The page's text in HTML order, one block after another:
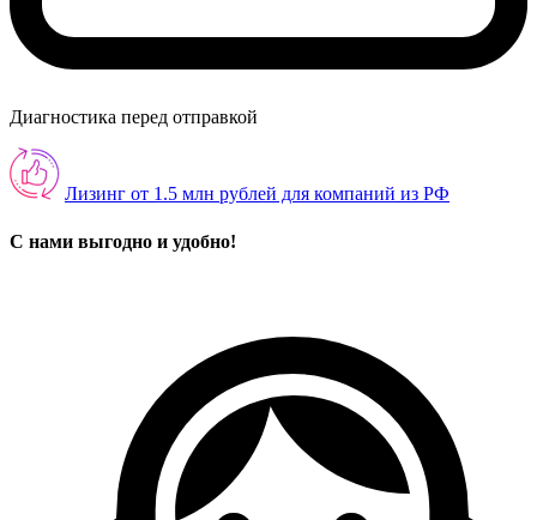
Диагностика перед отправкой
Лизинг от 1.5 млн рублей для компаний из РФ
С нами выгодно и удобно!